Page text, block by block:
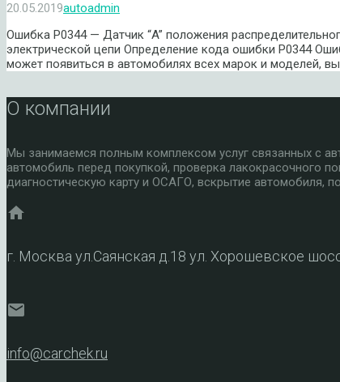
20.05.2019autoadmin
Ошибка P0344 — Датчик “A” положения
электрической цепи Определение кода ошибки P0344
может появиться в автомобилях всех марок и моделей,
О компании
Мы занимаемся полным комплексом услуг связанных с
автомобиль перед покупкой, проверка лакокрасочного
диагностическую карту и ОСАГО, вскрытие автомобиля,
home
г. Москва ул.Саянская д.18 ул. Хорошевское
mail
info@carchek.ru